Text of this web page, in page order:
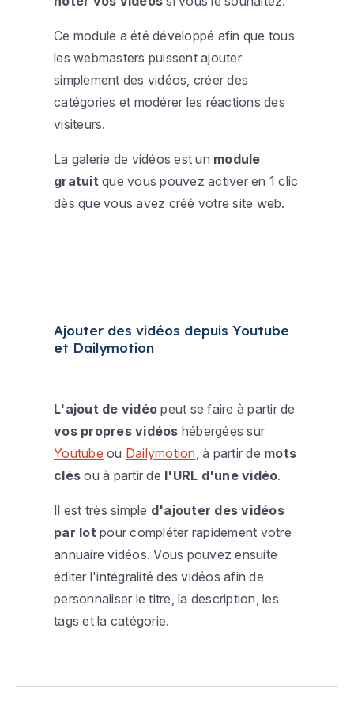
Ce module a été développé afin que tous
les webmasters puissent ajouter
simplement des vidéos, créer des
catégories et modérer les réactions des
visiteurs.
La galerie de vidéos est un module
gratuit que vous pouvez activer en 1 clic
dès que vous avez créé votre site web.
Ajouter des vidéos depuis Youtube
et Dailymotion
L'ajout de vidéo peut se faire à partir de
vos propres vidéos hébergées sur
Youtube ou Dailymotion , à partir de mots
clés ou à partir de l'URL d'une vidéo.
Il est très simple d'ajouter des vidéos
par lot pour compléter rapidement votre
annuaire vidéos. Vous pouvez ensuite
éditer l'intégralité des vidéos afin de
personnaliser le titre, la description, les
tags et la catégorie.